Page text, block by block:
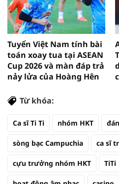
Tuyển Việt Nam tính bài
toán xoay tua tại ASEAN
Cup 2026 và màn đáp trả
nảy lửa của Hoàng Hên
Từ khóa:
Ca sĩ Ti Ti nhóm HKT
sòng bạc Campuchia ca sĩ
cựu trưởng nhóm HKT TiTi